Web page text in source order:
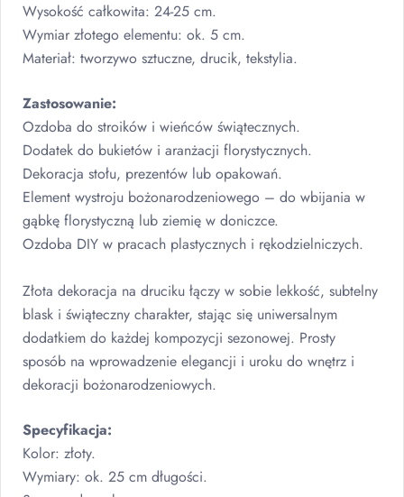
Wysokość całkowita: 24-25 cm.
Wymiar złotego elementu: ok. 5 cm.
Materiał: tworzywo sztuczne, drucik, tekstylia.
Zastosowanie:
Ozdoba do stroików i wieńców świątecznych.
Dodatek do bukietów i aranżacji florystycznych.
Dekoracja stołu, prezentów lub opakowań.
Element wystroju bożonarodzeniowego – do wbijania w
gąbkę florystyczną lub ziemię w doniczce.
Ozdoba DIY w pracach plastycznych i rękodzielniczych.
Złota dekoracja na druciku łączy w sobie lekkość, subtelny
blask i świąteczny charakter, stając się uniwersalnym
dodatkiem do każdej kompozycji sezonowej. Prosty
sposób na wprowadzenie elegancji i uroku do wnętrz i
dekoracji bożonarodzeniowych.
Specyfikacja:
Kolor: złoty.
Wymiary: ok. 25 cm długości.